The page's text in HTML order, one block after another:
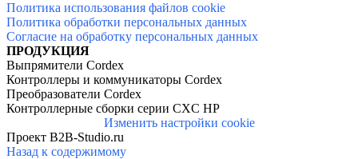
Политика использования файлов cookie
Политика обработки персональных данных
Согласие на обработку персональных данных
ПРОДУКЦИЯ
Выпрямители Cordex
Контроллеры и коммуникаторы Cordex
Преобразователи Cordex
Контроллерные сборки серии CXC HP
Изменить настройки cookie
Проект B2B-Studio.ru
Назад к содержимому